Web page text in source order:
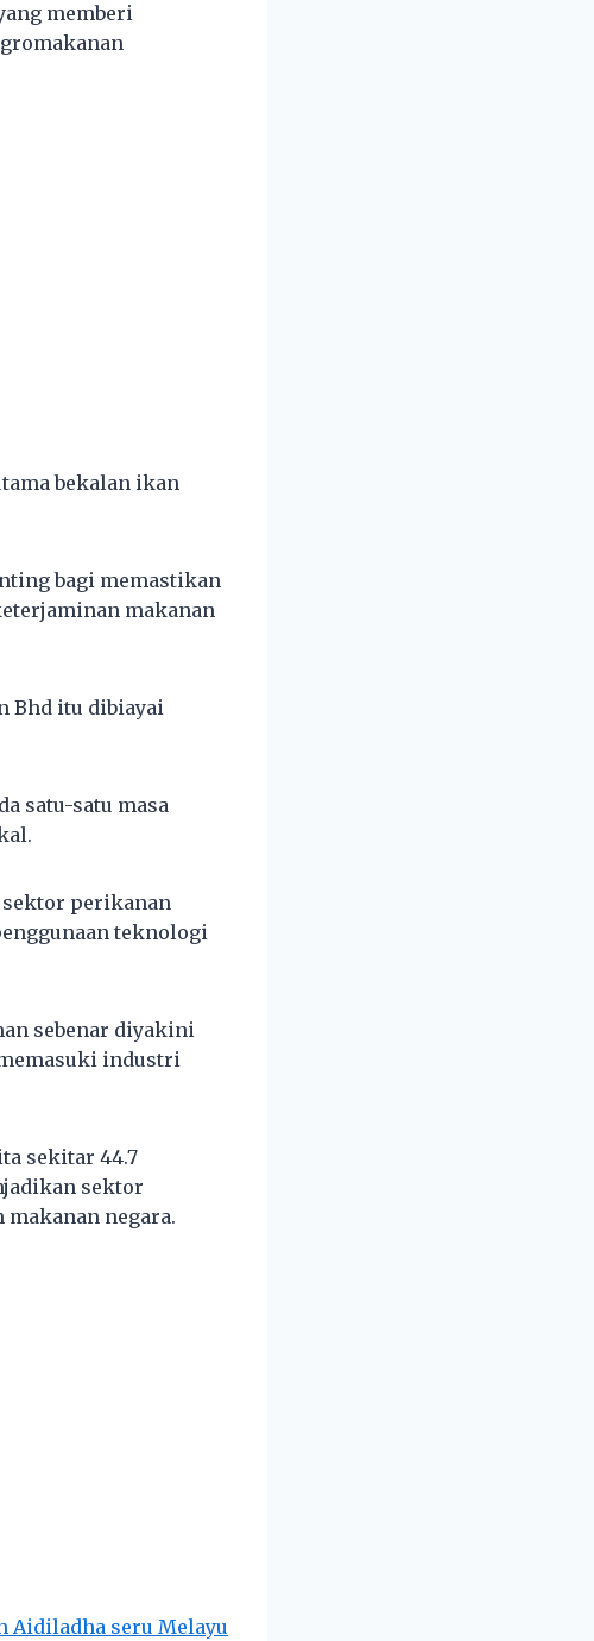
memberi
bekalan ikan
bagi memastikan
makanan
Bhd itu dibiayai
satu-satu masa
sektor perikanan
teknologi
sebenar diyakini
industri
sekitar 44.7
sektor
negara.
Aidiladha seru Melayu